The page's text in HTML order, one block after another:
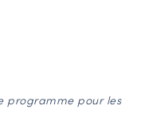
programme pour les